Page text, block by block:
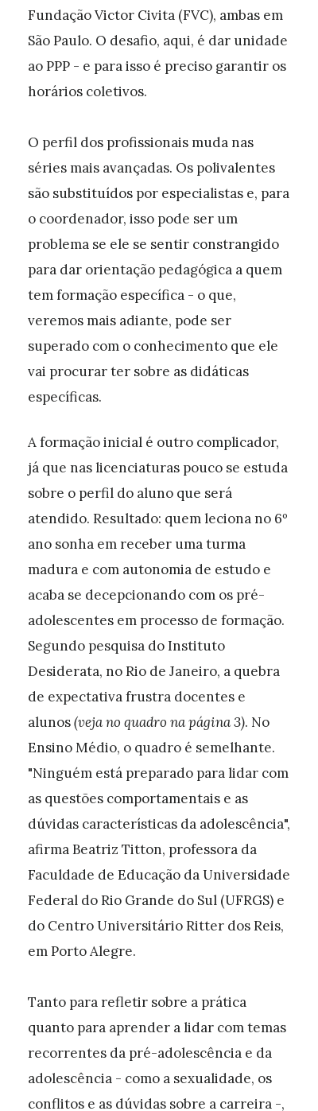
Fundação Victor Civita (FVC), ambas em
São Paulo. O desafio, aqui, é dar unidade
ao PPP - e para isso é preciso garantir os
horários coletivos.
O perfil dos profissionais muda nas
séries mais avançadas. Os polivalentes
são substituídos por especialistas e, para
o coordenador, isso pode ser um
problema se ele se sentir constrangido
para dar orientação pedagógica a quem
tem formação específica - o que,
veremos mais adiante, pode ser
superado com o conhecimento que ele
vai procurar ter sobre as didáticas
específicas.
A formação inicial é outro complicador,
já que nas licenciaturas pouco se estuda
sobre o perfil do aluno que será
atendido. Resultado: quem leciona no 6º
ano sonha em receber uma turma
madura e com autonomia de estudo e
acaba se decepcionando com os pré-
adolescentes em processo de formação.
Segundo pesquisa do Instituto
Desiderata, no Rio de Janeiro, a quebra
de expectativa frustra docentes e
alunos(veja no quadro na página 3). No
Ensino Médio, o quadro é semelhante.
"Ninguém está preparado para lidar com
as questões comportamentais e as
dúvidas características da adolescência",
afirma Beatriz Titton, professora da
Faculdade de Educação da Universidade
Federal do Rio Grande do Sul (UFRGS) e
do Centro Universitário Ritter dos Reis,
em Porto Alegre.
Tanto para refletir sobre a prática
quanto para aprender a lidar com temas
recorrentes da pré-adolescência e da
adolescência - como a sexualidade, os
conflitos e as dúvidas sobre a carreira -,